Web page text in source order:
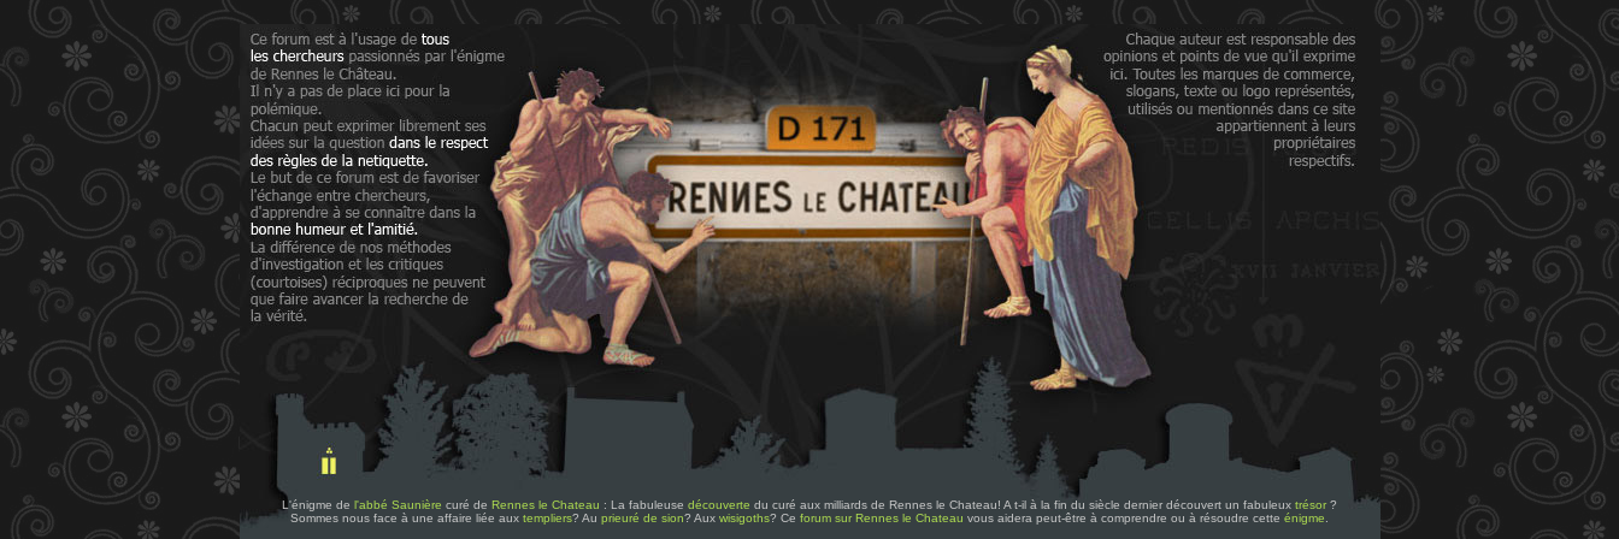
L'énigme de l'abbé Saunière curé de Rennes le Chateau : La fabuleuse découverte du curé aux milliards de Rennes le Chateau! A t-il à la fin du siècle dernier découvert un fabuleux trésor ?
Sommes nous face à une affaire liée aux templiers? Au prieuré de sion? Aux wisigoths? Ce forum sur Rennes le Chateau vous aidera peut-être à comprendre ou à résoudre cette énigme